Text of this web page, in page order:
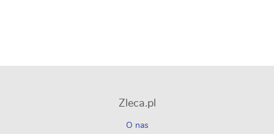
Zleca.pl
O nas